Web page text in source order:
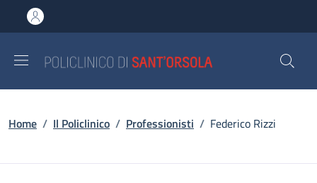
al contenuto principale
to footer content
Briciole di pane
Home / Il Policlinico / Professionisti / Federico Rizzi